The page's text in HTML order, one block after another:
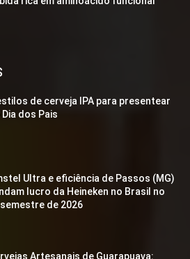
de cerveja IPA para presentear
Dia dos Pais
Ultra e eficiência de Passos (MG)
lucro da Heineken no Brasil no
semestre de 2026
Artesanais de Guarapuava: